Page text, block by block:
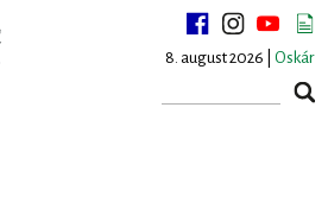
8. august 2026 | Oskár